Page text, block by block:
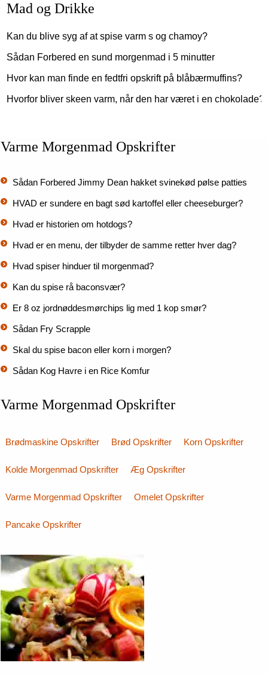
Mad og Drikke
Kan du blive syg af at spise varm s og chamoy?
Sådan Forbered en sund morgenmad i 5 minutter
Hvor kan man finde en fedtfri opskrift på blåbærmuffins?
Hvorfor bliver skeen varm, når den har været i en chokolade?
Varme Morgenmad Opskrifter
Sådan Forbered Jimmy Dean hakket svinekød pølse patties
HVAD er sundere en bagt sød kartoffel eller cheeseburger?
Hvad er historien om hotdogs?
Hvad er en menu, der tilbyder de samme retter hver dag?
Hvad spiser hinduer til morgenmad?
Kan du spise rå baconsvær?
Er 8 oz jordnøddesmørchips lig med 1 kop smør?
Sådan Fry Scrapple
Skal du spise bacon eller korn i morgen?
Sådan Kog Havre i en Rice Komfur
Varme Morgenmad Opskrifter
Brødmaskine Opskrifter Brød Opskrifter Korn Opskrifter
Kolde Morgenmad Opskrifter Æg Opskrifter
Varme Morgenmad Opskrifter Omelet Opskrifter
Pancake Opskrifter